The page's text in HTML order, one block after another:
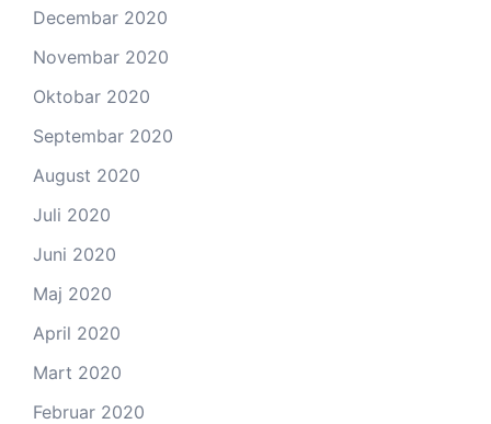
Decembar 2020
Novembar 2020
Oktobar 2020
Septembar 2020
August 2020
Juli 2020
Juni 2020
Maj 2020
April 2020
Mart 2020
Februar 2020